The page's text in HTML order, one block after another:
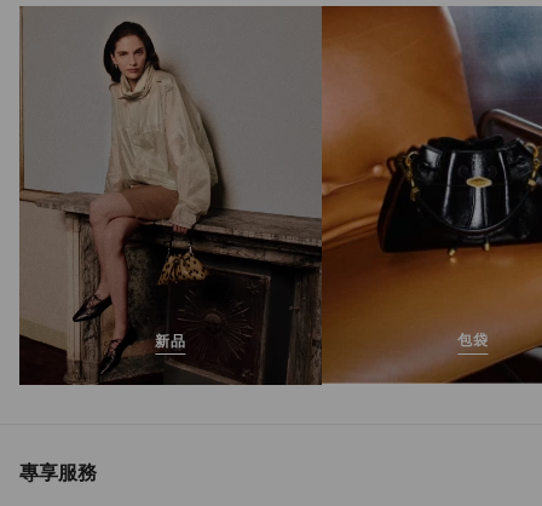
Lova Mule Flat
MOP$7,550正
價
新品 包袋
專享服務